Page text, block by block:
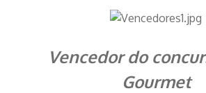
Vencedor do
Gourmet